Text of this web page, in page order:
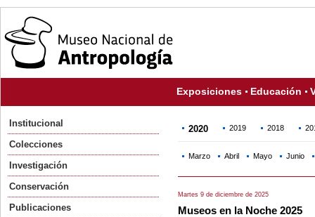
Exposiciones Educación
Institucional
Colecciones
Investigación
Conservación
Publicaciones
2020 2019 2018
Marzo Abril Mayo Junio
Martes 9 de diciembre de 2025
Museos en la Noche 2025